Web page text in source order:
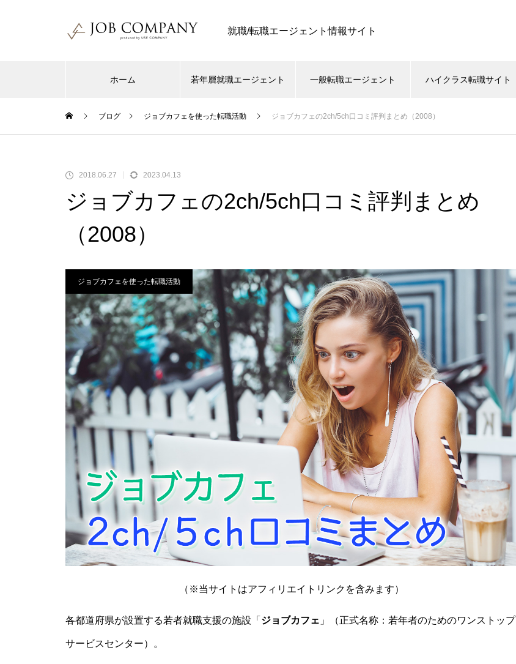
就職/転職エージェント情報サイト
ホーム 若年層就職エージェント 一般転職エージェント ハイクラス転職サイト
ブログ ジョブカフェを使った転職活動 ジョブカフェの2ch/5ch口コミ評判まとめ（2008）
2018.06.27 2023.04.13
ジョブカフェの2ch/5ch口コミ評判まとめ
（2008）
ジョブカフェを使った転職活動
（※当サイトはアフィリエイトリンクを含みます）
各都道府県が設置する若者就職支援の施設「 ジョブカフェ 」（正式名称：若年者のためのワンストップ
サービスセンター）。